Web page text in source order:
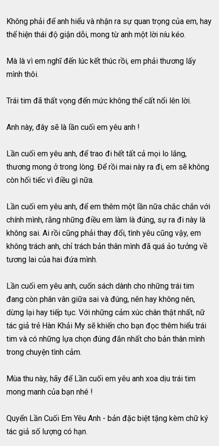
Không phải để anh hiểu và nhận ra sự quan trọng của em, hay
thể hiện thái độ giận dỗi, mong từ anh một lời níu kéo.
Mà là vì em nghĩ đến lúc kết thúc rồi, em phải thương lấy
mình thôi.
Trái tim đã thất vọng đến mức không thể cất nổi lên lời.
Anh này, đây sẽ là lần cuối em yêu anh !
Lần cuối em yêu anh, để trao đi hết tất cả mọi lo lắng,
thương mong ở trong lòng. Để rồi mai này ra đi, em sẽ không
còn hối tiếc vì điều gì nữa.
Lần cuối em yêu anh, để em thêm một lần nữa chắc chắn với
chính mình, rằng những điều em làm là đúng, sự ra đi này là
không sai. Ai rồi cũng phải thay đổi, tình yêu cũng vậy, em
không trách anh, chỉ trách bản thân mình đã quá ảo tưởng về
tương lai của hai đứa mình.
Lần cuối em yêu anh, cuốn sách dành cho những trái tim
đang còn phân vân giữa sai và đúng, nên hay không nên,
dừng lại hay tiếp tục. Với những cảm xúc chân thật nhất, nữ
tác giả trẻ Hàn Khải My sẽ khiến cho bạn đọc thêm hiểu trái
tim và có những lựa chọn đúng đắn nhất cho bản thân mình
trong chuyện tình cảm.
Mùa thu này, hãy để Lần cuối em yêu anh xoa dịu trái tim
mong manh của bạn nhé !
Quyển Lần Cuối Em Yêu Anh - bản đặc biệt tặng kèm chữ ký
tác giả số lượng có hạn.